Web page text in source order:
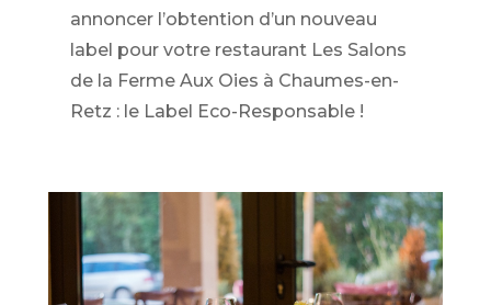
annoncer l’obtention d’un nouveau
label pour votre restaurant Les Salons
de la Ferme Aux Oies à Chaumes-en-
Retz : le Label Eco-Responsable !